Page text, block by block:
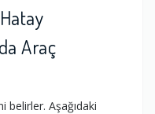
Araç
belirler. Aşağıdaki